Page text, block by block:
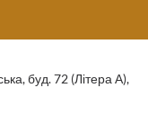
буд. 72 (Літера А),